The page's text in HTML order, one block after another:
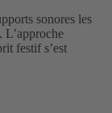
sonores les
L’approche
festif s’est